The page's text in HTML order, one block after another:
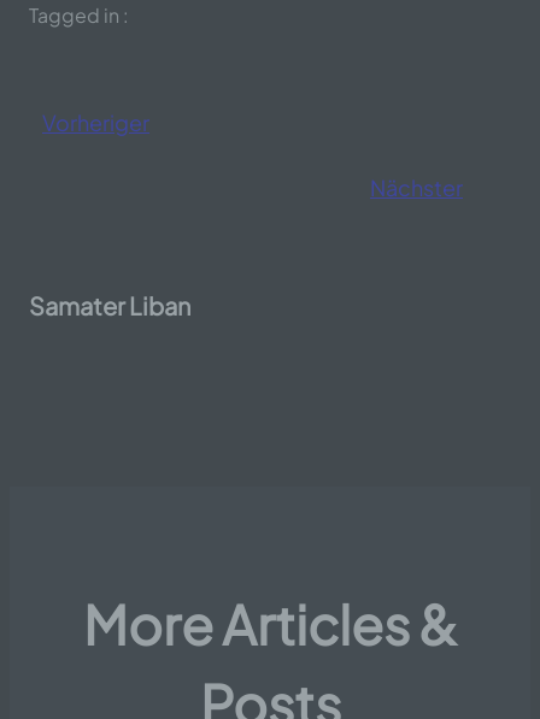
Tagged in :
Vorheriger
Nächster
Samater Liban
More Articles &
Posts